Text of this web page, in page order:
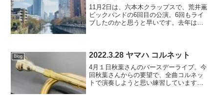
11月2日は、六本木クラップスで、荒井薫
ビックバンドの6回目の公演。6回もライ
ブしたのかと思うと早いです。去年は文
しで、皆さんめちゃ...
Blog 2022.3.28 ヤマハ コルネット
4月１日秋葉さんのバースデーライブ。今
回秋葉さんからの要望で、全曲コルネッ
トで演奏しようと思い練習しています。